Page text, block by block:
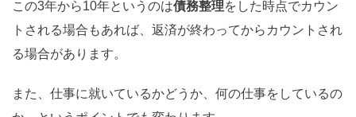
この3年から10年というのは債務整理をした時点でカウン
トされる場合もあれば、返済が終わってからカウントされ
る場合があります。
また、仕事に就いているかどうか、何の仕事をしているの